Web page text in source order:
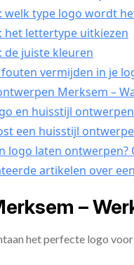
welk type logo wordt
het lettertype uitkiezen
de juiste kleuren
vermijden in je
Merksem –
en huisstijl
een huisstijl
logo laten
artikelen over
–
het perfecte logo